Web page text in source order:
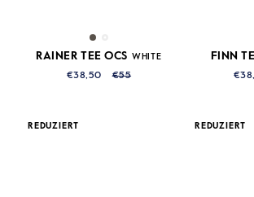
RAINER TEE OCS WHITE
€38,50 €55
FINN
REDUZIERT REDUZIERT